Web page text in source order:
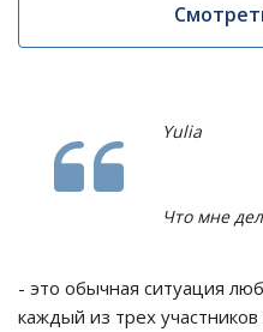
Yulia
Что мне
- это обычная ситуация
каждый из трех